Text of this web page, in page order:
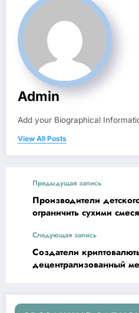
Admin
Add your Biographical
View All Posts
Предыдущая запись
Производители
ограничить сухими
Следующая запись
Создатели
децентрализованный